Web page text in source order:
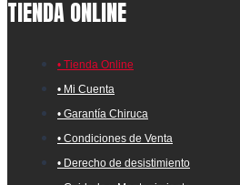
TIENDA ONLINE
• Tienda Online
• Mi Cuenta
• Garantía Chiruca
• Condiciones de Venta
• Derecho de desistimiento